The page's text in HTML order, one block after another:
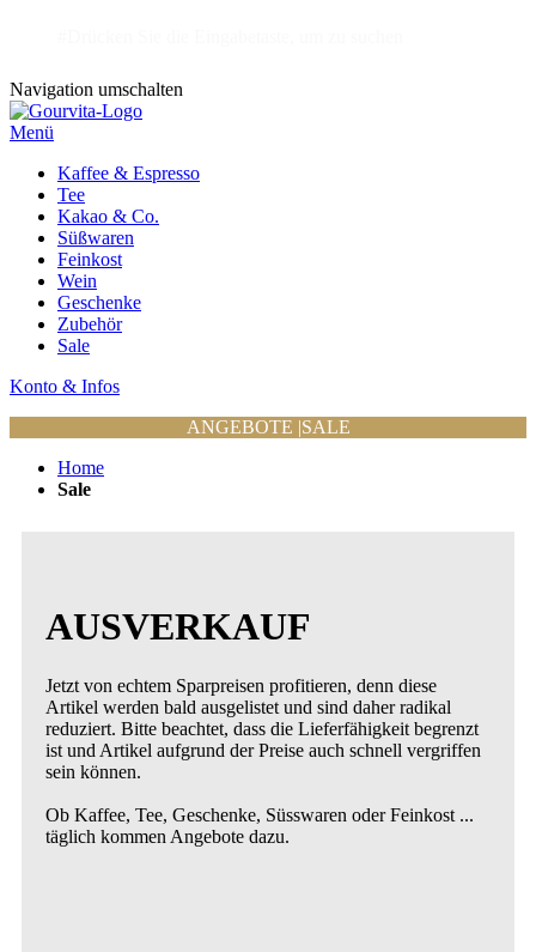
Navigation umschalten
Menü
Kaffee & Espresso
Tee
Kakao & Co.
Süßwaren
Feinkost
Wein
Geschenke
Zubehör
Sale
Konto & Infos
ANGEBOTE |SALE
Home
Sale
AUSVERKAUF
Jetzt von echtem Sparpreisen profitieren, denn diese
Artikel werden bald ausgelistet und sind daher radikal
reduziert. Bitte beachtet, dass die Lieferfähigkeit begrenzt
ist und Artikel aufgrund der Preise auch schnell vergriffen
sein können.
Ob Kaffee, Tee, Geschenke, Süsswaren oder Feinkost ...
täglich kommen Angebote dazu.